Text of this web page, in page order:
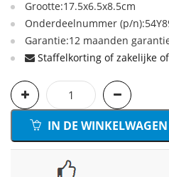
Grootte:17.5x6.5x8.5cm
Onderdeelnummer (p/
Garantie:12 maanden
Staffelkorting of zakelijke
IN DE WINKELWAGEN